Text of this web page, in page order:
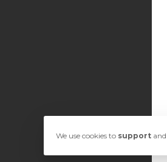
We use cookies to support and